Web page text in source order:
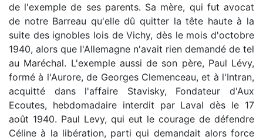
de l'exemple de ses parents. Sa mère, qui fut avocat
de notre Barreau qu'elle dû quitter la tête haute à la
suite des ignobles lois de Vichy, dès le mois d'octobre
1940, alors que l'Allemagne n'avait rien demandé de tel
au Maréchal. L'exemple aussi de son père, Paul Lévy,
formé à l'Aurore, de Georges Clemenceau, et à l'Intran,
acquitté dans l'affaire Stavisky, Fondateur d'Aux
Ecoutes, hebdomadaire interdit par Laval dès le 17
août 1940. Paul Levy, qui eut le courage de défendre
Céline à la libération, parti qui demandait alors force